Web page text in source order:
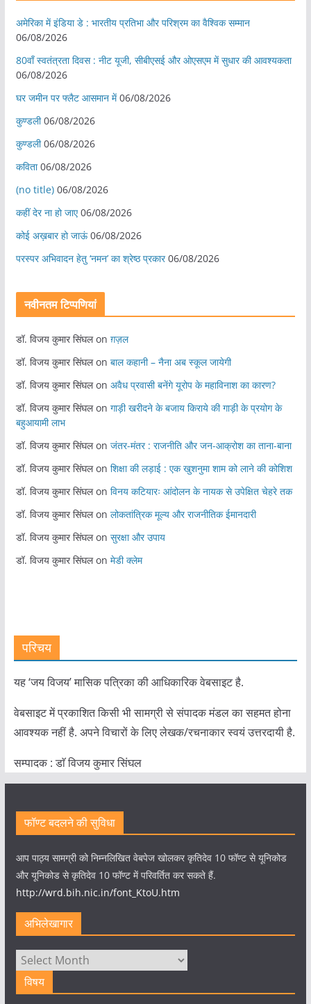
अमेरिका में इंडिया डे : भारतीय प्रतिभा और परिश्रम का वैश्विक सम्मान
06/08/2026
80वाँ स्वतंत्रता दिवस : नीट यूजी, सीबीएसई और ओएसएम में सुधार की आवश्यकता
06/08/2026
घर जमीन पर फ्लैट आसमान में 06/08/2026
कुण्डली 06/08/2026
कुण्डली 06/08/2026
कविता 06/08/2026
(no title) 06/08/2026
कहीं देर ना हो जाए 06/08/2026
कोई अख़बार हो जाऊं 06/08/2026
परस्पर अभिवादन हेतु ‘नमन’ का श्रेष्ठ प्रकार 06/08/2026
नवीनतम टिप्पणियां
डॉ. विजय कुमार सिंघलon ग़ज़ल
डॉ. विजय कुमार सिंघलon बाल कहानी – नैना अब स्कूल जायेगी
डॉ. विजय कुमार सिंघलon अवैध प्रवासी बनेंगे यूरोप के महाविनाश का कारण?
डॉ. विजय कुमार सिंघलon गाड़ी खरीदने के बजाय किराये की गाड़ी के प्रयोग के
बहुआयामी लाभ
डॉ. विजय कुमार सिंघलon जंतर-मंतर : राजनीति और जन-आक्रोश का ताना-बाना
डॉ. विजय कुमार सिंघलon शिक्षा की लड़ाई : एक खुशनुमा शाम को लाने की कोशिश
डॉ. विजय कुमार सिंघलon विनय कटियारः आंदोलन के नायक से उपेक्षित चेहरे तक
डॉ. विजय कुमार सिंघलon लोकतांत्रिक मूल्य और राजनीतिक ईमानदारी
डॉ. विजय कुमार सिंघलon सुरक्षा और उपाय
डॉ. विजय कुमार सिंघलon मेडी क्लेम
परिचय
यह ‘जय विजय’ मासिक पत्रिका की आधिकारिक वेबसाइट है.
वेबसाइट में प्रकाशित किसी भी सामग्री से संपादक मंडल का सहमत होना
आवश्यक नहीं है. अपने विचारों के लिए लेखक/रचनाकार स्वयं उत्तरदायी है.
सम्पादक : डाॅ विजय कुमार सिंघल
फॉण्ट बदलने की सुविधा
आप पाठ्य सामग्री को निम्नलिखित वेबपेज खोलकर कृतिदेव 10 फॉण्ट से यूनिकोड
और यूनिकोड से कृतिदेव 10 फॉण्ट में परिवर्तित कर सकते हैं.
http://wrd.bih.nic.in/font_KtoU.htm
अभिलेखागार
अभिलेखागार
विषय